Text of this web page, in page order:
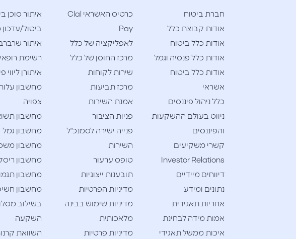
חברת ביטוח
אודות קבוצת כלל
אודות כלל ביטוח
אודות כלל פנסיה וגמל
אודות כלל ביטוח
אשראי
כלל ניהול פיננסים
ניווט בעולם ההשקעות
והפיננסים
קשרי משקיעים
Investor Relations
דיווחים מיידיים
נתונים ומידע
אחריות תאגידית
אמות מידה לבחינת
איכות ממשל תאגידי
כרטיס האשראי Clal
Pay
לאפליקציה של כלל
מרכז החוסן של כלל
שירות לקוחות
מרכז תביעות
אמנת השירות
פניות הציבור
פנייה ישירה לסמנכ"ל
השירות
טופס ערעור
תובענות ייצוגיות
מדיניות הפרטיות
מדיניות שימוש בבינה
מלאכותית
מדיניות פרטיות
איתור סוכן
ביטול/עדכון
איתור
רשימת
איתורן ליווי
מחשבון
צפויה
מחשבון
מחשבון גמל
מחשבון
מחשבון
מחשבון
מחשבון
בשילוב
השקעה
השוואת